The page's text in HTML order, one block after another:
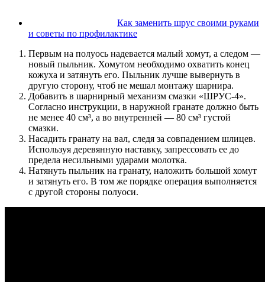
Как заменить шрус своими руками
и советы по профилактике
Первым на полуось надевается малый хомут, а следом —
новый пыльник. Хомутом необходимо охватить конец
кожуха и затянуть его. Пыльник лучше вывернуть в
другую сторону, чтоб не мешал монтажу шарнира.
Добавить в шарнирный механизм смазки «ШРУС-4».
Согласно инструкции, в наружной гранате должно быть
не менее 40 см³, а во внутренней — 80 см³ густой
смазки.
Насадить гранату на вал, следя за совпадением шлицев.
Используя деревянную наставку, запрессовать ее до
предела несильными ударами молотка.
Натянуть пыльник на гранату, наложить большой хомут
и затянуть его. В том же порядке операция выполняется
с другой стороны полуоси.